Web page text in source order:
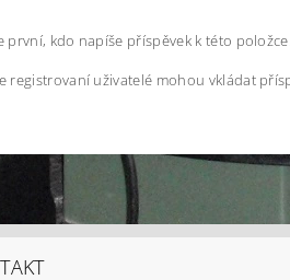
první, kdo napíše příspěvek k této položce.
registrovaní uživatelé mohou vkládat